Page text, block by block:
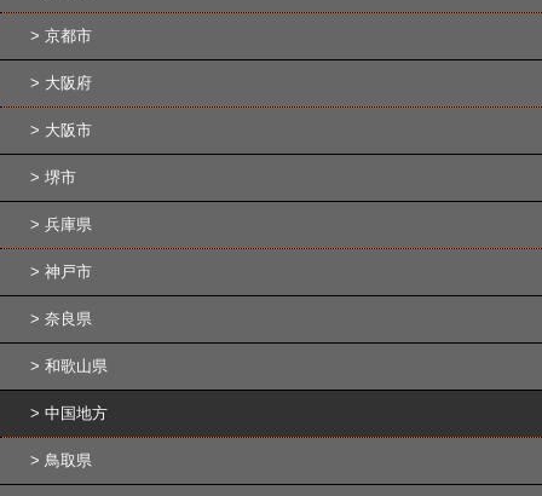
京都市
大阪府
大阪市
堺市
兵庫県
神戸市
奈良県
和歌山県
中国地方
鳥取県